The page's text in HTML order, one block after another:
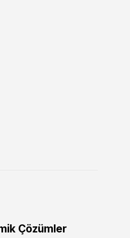
Çözümler